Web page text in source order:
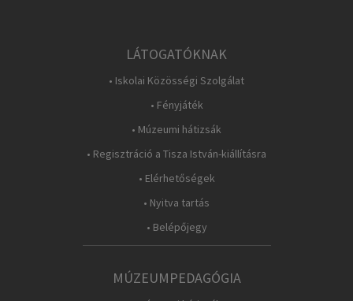
LÁTOGATÓKNAK
• Iskolai Közösségi Szolgálat
• Fényjáték
• Múzeumi hátizsák
• Regisztráció a Tisza István-kiállításra
• Elérhetőségek
• Nyitva tartás
• Belépőjegy
MÚZEUMPEDAGÓGIA